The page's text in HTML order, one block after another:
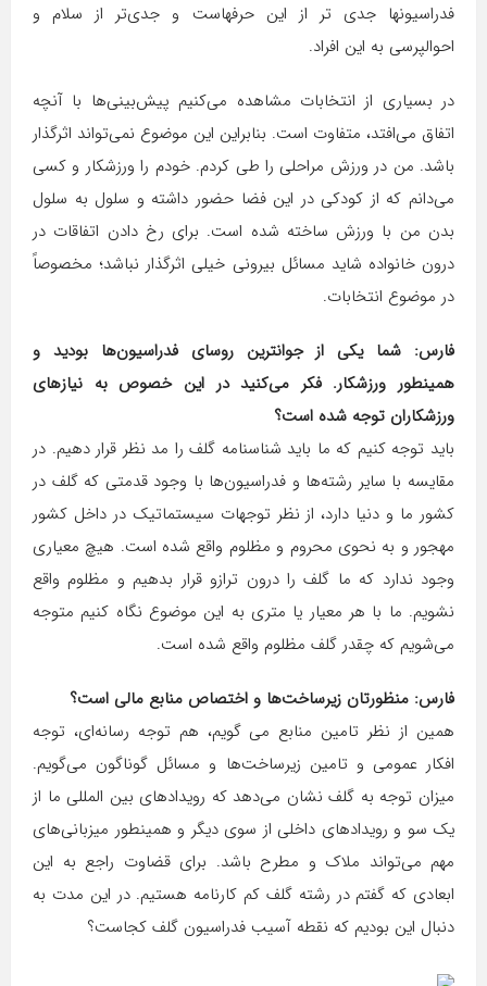
فدراسیونها جدی تر از این حرفهاست و جدی‌تر از سلام و
احوالپرسی به این افراد.
در بسیاری از انتخابات مشاهده می‌کنیم پیش‌بینی‌ها با آنچه
اتفاق می‌افتد، متفاوت است. بنابراین این موضوع نمی‌تواند اثرگذار
باشد. من در ورزش مراحلی را طی کردم. خودم را ورزشکار و کسی
می‌دانم که از کودکی در این فضا حضور داشته و سلول به سلول
بدن من با ورزش ساخته شده است. برای رخ دادن اتفاقات در
درون خانواده شاید مسائل بیرونی خیلی اثرگذار نباشد؛ مخصوصاً
در موضوع انتخابات.
فارس: شما یکی از جوانترین روسای فدراسیون‌ها بودید و
همینطور ورزشکار. فکر می‌کنید در این خصوص به نیازهای
ورزشکاران توجه شده است؟
باید توجه کنیم که ما باید شناسنامه گلف را مد نظر قرار دهیم. در
مقایسه با سایر رشته‌ها و فدراسیون‌ها با وجود قدمتی که گلف در
کشور ما و دنیا دارد، از نظر توجهات سیستماتیک در داخل کشور
مهجور و به نحوی محروم و مظلوم واقع شده است. هیچ معیاری
وجود ندارد که ما گلف را درون ترازو قرار بدهیم و مظلوم واقع
نشویم. ما با هر معیار یا متری به این موضوع نگاه کنیم متوجه
می‌شویم که چقدر گلف مظلوم واقع شده است.
فارس: منظورتان زیرساخت‌ها و اختصاص منابع مالی است؟
همین از نظر تامین منابع می گویم، هم توجه رسانه‌ای، توجه
افکار عمومی و تامین زیرساخت‌ها و مسائل گوناگون می‌گویم.
میزان توجه به گلف نشان می‌دهد که رویدادهای بین المللی ما از
یک سو و رویدادهای داخلی از سوی دیگر و همینطور میزبانی‌های
مهم می‌تواند ملاک و مطرح باشد. برای قضاوت راجع به این
ابعادی که گفتم در رشته گلف کم کارنامه هستیم. در این مدت به
دنبال این بودیم که نقطه آسیب فدراسیون گلف کجاست؟